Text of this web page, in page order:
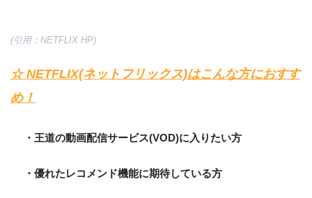
(引用：NETFLIX HP)
☆ NETFLIX(ネットフリックス)はこんな方におすす
め！
・王道の動画配信サービス(VOD)に入りたい方
・優れたレコメンド機能に期待している方